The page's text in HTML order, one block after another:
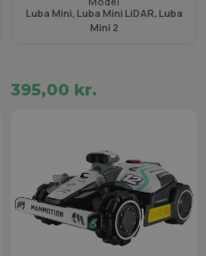
Luba Mini, Luba Mini LiDAR, Luba
Mini 2
395,00 kr.